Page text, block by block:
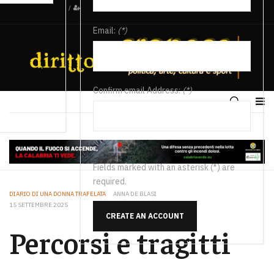
/
Email: (*)
Confirm email Address:(*)
Fields marked with an asterisk (*) are
required.
CREATE AN ACCOUNT
DIARIO DI UNA DONNA TRAFELATA
ANNA DE BLASI
15 SETTEMBRE 2025
Percorsi e tragitti